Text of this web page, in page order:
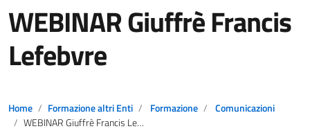
WEBINAR Giuffrè Francis
Lefebvre
Home Formazione altri Enti Formazione
Comunicazioni
WEBINAR Giuffrè Francis Lefebvre